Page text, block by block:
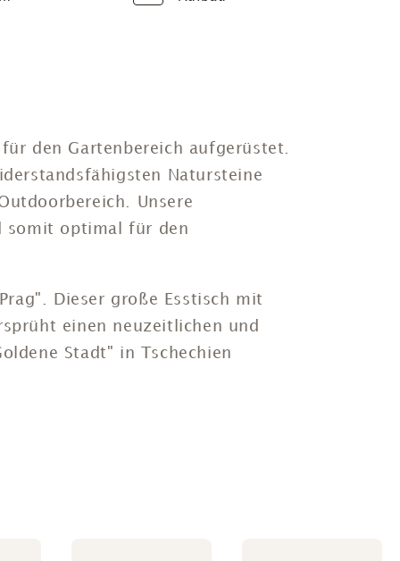
den Gartenbereich aufgerüstet.
Natursteine
Unsere
somit optimal für den
Dieser große Esstisch mit
einen neuzeitlichen und
Stadt" in Tschechien